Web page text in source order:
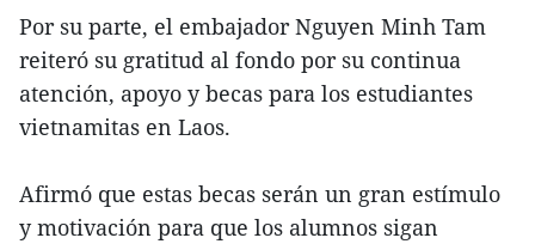
Por su parte, el embajador Nguyen Minh Tam
reiteró su gratitud al fondo por su continua
atención, apoyo y becas para los estudiantes
vietnamitas en Laos.
Afirmó que estas becas serán un gran estímulo
y motivación para que los alumnos sigan